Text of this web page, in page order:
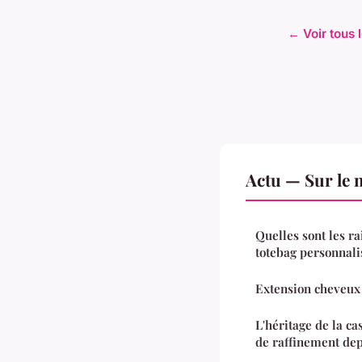
← Voir tous
Actu — Sur le
Quelles sont les
totebag
Extension
L'héritage de la
de raffinement